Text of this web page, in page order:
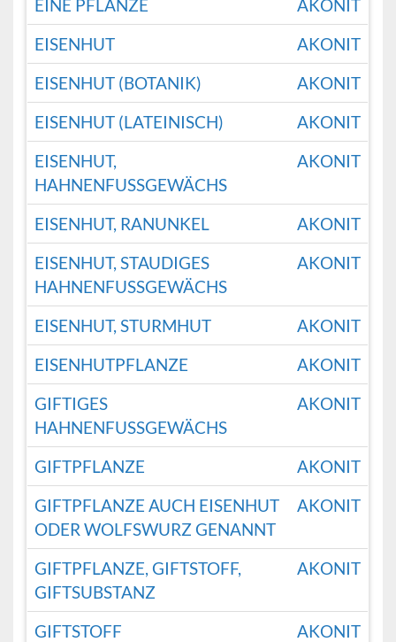
EINE PFLANZE
AKONIT
EISENHUT
AKONIT
EISENHUT (BOTANIK)
AKONIT
EISENHUT (LATEINISCH)
AKONIT
EISENHUT,
HAHNENFUSSGEWÄCHS
AKONIT
EISENHUT, RANUNKEL
AKONIT
EISENHUT, STAUDIGES
HAHNENFUSSGEWÄCHS
AKONIT
EISENHUT, STURMHUT
AKONIT
EISENHUTPFLANZE
AKONIT
GIFTIGES
HAHNENFUSSGEWÄCHS
AKONIT
GIFTPFLANZE
AKONIT
GIFTPFLANZE AUCH EISENHUT
ODER WOLFSWURZ GENANNT
AKONIT
GIFTPFLANZE, GIFTSTOFF,
GIFTSUBSTANZ
AKONIT
GIFTSTOFF
AKONIT